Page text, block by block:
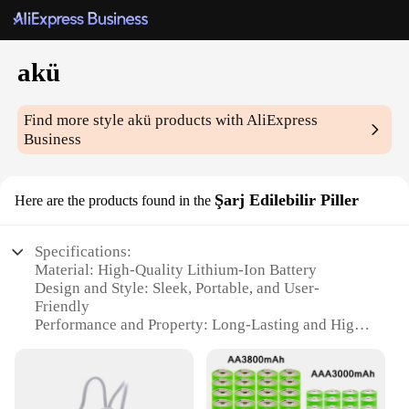
akü
Find more styleakü products with AliExpress
Business
Here are the products found in the Şarj Edilebilir Piller
Specifications:
Material: High-Quality Lithium-Ion Battery
Design and Style: Sleek, Portable, and User-
Friendly
Performance and Property: Long-Lasting and High-
Usage and Purpose: Ideal for a Variety of Electronic
Devices
Shape or Size or Weight or Quantity: Compact and